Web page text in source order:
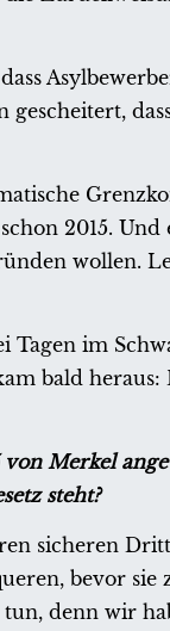
2015. Und
wollen.
im
bald
Merkel
steht?
sicheren
bevor
denn wir